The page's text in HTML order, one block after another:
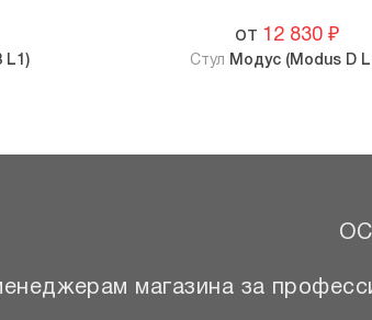
L1)
от 12 830₽
Стул Модус (Modus D
магазина за